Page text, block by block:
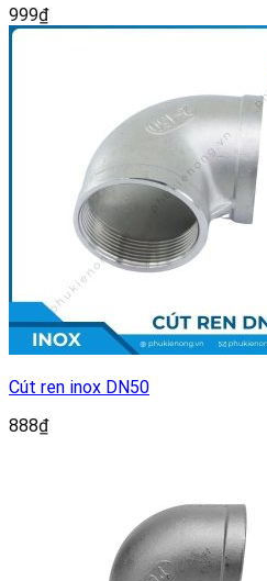
999₫
Cút ren inox DN50
888₫